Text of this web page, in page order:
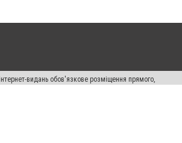
видань обов'язкове розміщення прямого,